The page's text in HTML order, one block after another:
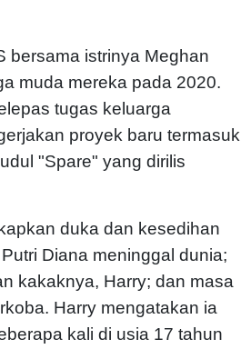
bersama istrinya Meghan
muda mereka pada 2020.
tugas keluarga
proyek baru termasuk
"Spare" yang dirilis
duka dan kesedihan
Diana meninggal dunia;
kakaknya, Harry; dan masa
Harry mengatakan ia
kali di usia 17 tahun